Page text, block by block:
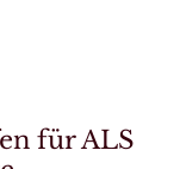
für ALS